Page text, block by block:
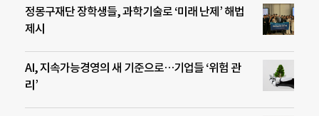
정몽구재단 장학생들, 과학기술로 ‘미래 난제’ 해법
제시
AI, 지속가능경영의 새 기준으로…기업들 ‘위험 관
리’